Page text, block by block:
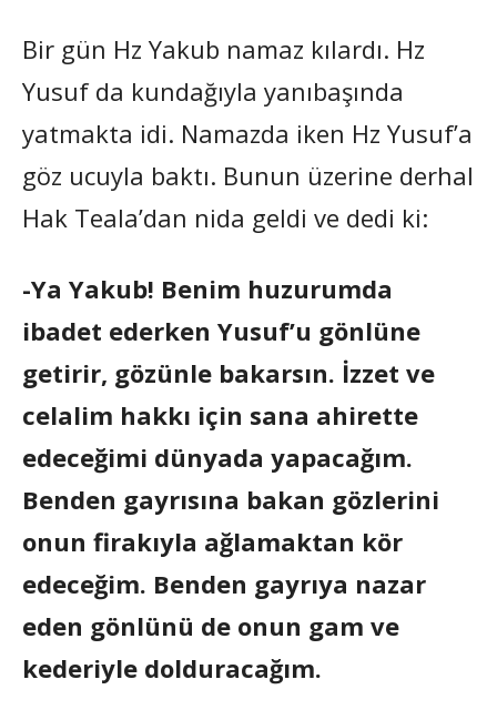
Bir gün Hz Yakub namaz kılardı. Hz
Yusuf da kundağıyla yanıbaşında
yatmakta idi. Namazda iken Hz Yusuf’a
göz ucuyla baktı. Bunun üzerine derhal
Hak Teala’dan nida geldi ve dedi ki:
-Ya Yakub! Benim huzurumda
ibadet ederken Yusuf’u gönlüne
getirir, gözünle bakarsın. İzzet ve
celalim hakkı için sana ahirette
edeceğimi dünyada yapacağım.
Benden gayrısına bakan gözlerini
onun firakıyla ağlamaktan kör
edeceğim. Benden gayrıya nazar
eden gönlünü de onun gam ve
kederiyle dolduracağım.